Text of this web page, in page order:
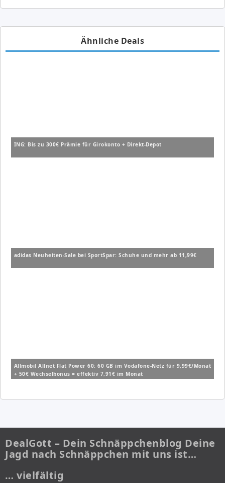
Ähnliche Deals
ING: Bis zu 300€ Prämie für Girokonto + Direkt-Depot
adidas Neuheiten-Sale bei SportSpar: Schuhe und mehr ab 11,99€
Allmobil Allnet Flat Power 60: 60 GB im Vodafone-Netz für 9,99€/Monat
+ 50€ Wechselbonus = effektiv 7,91€ im Monat
DealGott – Dein Schnäppchenblog Deine
Jagd nach Schnäppchen mit uns ist…
… vielfältig